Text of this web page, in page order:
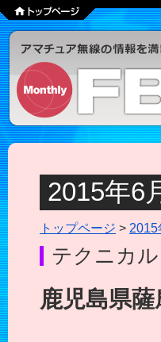
2015年6
トップページ > 2015
テクニカ
鹿児島県